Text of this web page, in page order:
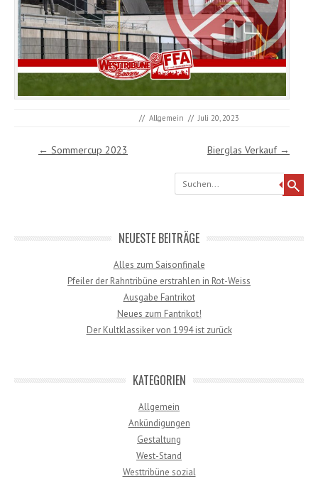
// Allgemein // Juli 20, 2023
Post navigation
← Sommercup 2023 Bierglas Verkauf →
Search
NEUESTE BEITRÄGE
Alles zum Saisonfinale
Pfeiler der Rahntribüne erstrahlen in Rot-Weiss
Ausgabe Fantrikot
Neues zum Fantrikot!
Der Kultklassiker von 1994 ist zurück
KATEGORIEN
Allgemein
Ankündigungen
Gestaltung
West-Stand
Westtribüne sozial